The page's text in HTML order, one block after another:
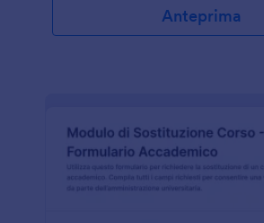
Anteprima